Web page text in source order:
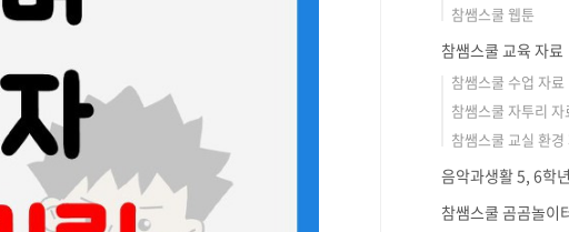
참쌤스쿨 웹툰
참쌤스쿨 교육 자료
참쌤스쿨 수업 자료
참쌤스쿨 자투리 자
참쌤스쿨 교실 환경
음악과생활 5, 6학
참쌤스쿨 곰곰놀이